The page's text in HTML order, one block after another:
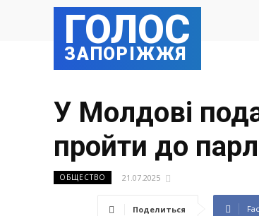
ГОЛОС
ЗАПОРІЖЖЯ
У Молдові
пройти до
ОБЩЕСТВО 21.07.2025
Поделиться